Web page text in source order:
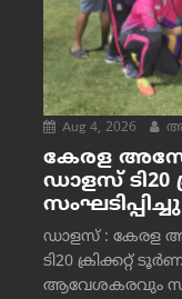
Aug 4, 2026
കേരള
ഡാളസ് ടി20
സംഘടിപ്പിച്ചു
ഡാളസ് :
ടി20 ക്രിക്കറ്റ്
ആവേശകരവും